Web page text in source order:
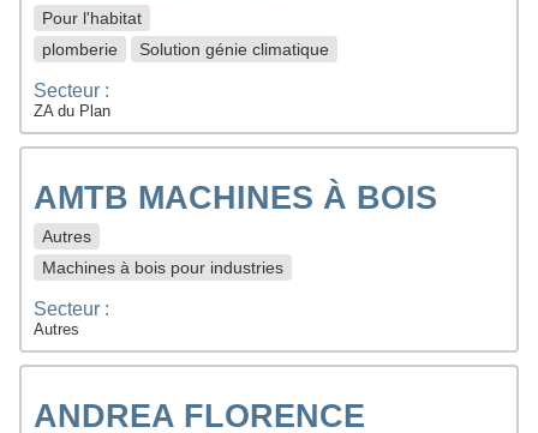
Pour l'habitat
plomberie
Solution génie climatique
Secteur :
ZA du Plan
AMTB MACHINES À BOIS
Autres
Machines à bois pour industries
Secteur :
Autres
ANDREA FLORENCE